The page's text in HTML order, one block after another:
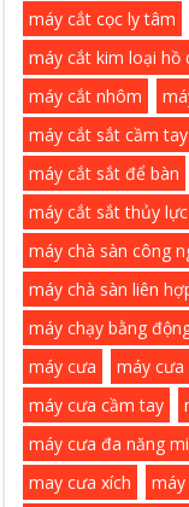
máy cắt cọc ly tâm
máy cắt kim loại hồ
máy cắt nhôm
máy cắt sắt cầm tay
máy cắt sắt để bàn
máy cắt sắt thủy lực
máy chà sàn công
máy chà sàn liên
máy chạy bằng
máy cưa
máy cưa
máy cưa cầm tay
máy cưa đa năng
may cưa xích
máy